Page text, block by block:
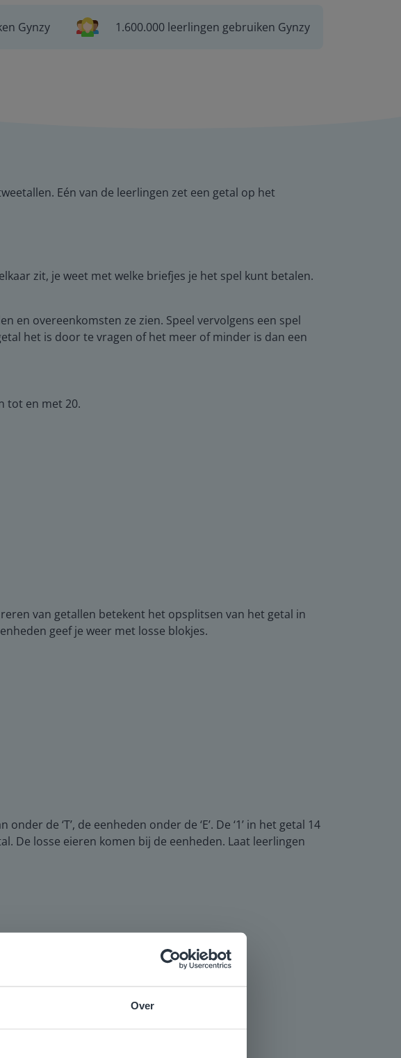
Over
Gynzy 1.600.000 leerlingen gebruiken Gynzy
Eén van de leerlingen zet een getal op het
zit, je weet met welke briefjes je het spel kunt betalen.
en overeenkomsten ze zien. Speel vervolgens een spel
het is door te vragen of het meer of minder is dan een
tot en met 20.
van getallen betekent het opsplitsen van het getal in
geef je weer met losse blokjes.
de ‘T’, de eenheden onder de ‘E’. De ‘1’ in het getal 14
De losse eieren komen bij de eenheden. Laat leerlingen
je locatie
de website voor